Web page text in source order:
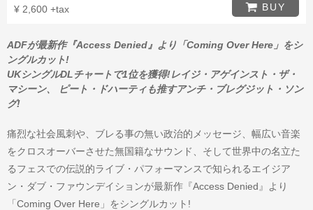
¥ 2,600 +tax
BUY
ADFが最新作『Access Denied』より「Coming Over Here」をシ
ングルカット!
UKシングルDLチャートで1位を獲得!レイジ・アゲインスト・ザ・
マシーン、 ピート・ドハーティも推すアンチ・ブレグジット・ソン
グ!
痛烈な社会風刺や、ブレる事の無い政治的メッセージ、幅広い音楽
をクロスオーバーさせた無国籍なサウンド、そして世界中の名立た
るフェスでの伝説的ライブ・パフォーマンスで知られるエイジア
ン・ダブ・ファウンデイションが最新作『Access Denied』より
「Coming Over Here」をシングルカット!